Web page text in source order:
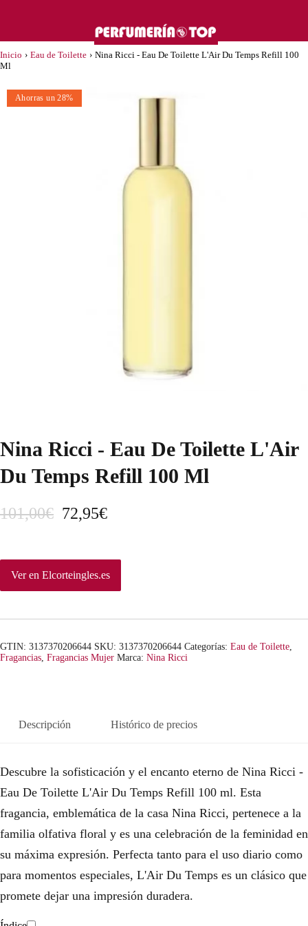
Inicio › Eau de Toilette › Nina Ricci - Eau De Toilette L'Air Du Temps Refill 100
Ml
Ahorras un 28%
Nina Ricci - Eau De Toilette L'Air
Du Temps Refill 100 Ml
101,00€ E
p
r
e
c
o
i
g
i
n
a
l
72,95€E
p
r
e
c
a
t
u
l
e
s
Ver en Elcorteingles.es
GTIN: 3137370206644 SKU: 3137370206644 Categorías: Eau de Toilette,
Fragancias, Fragancias Mujer Marca: Nina Ricci
Descripción Histórico de precios
Descubre la sofisticación y el encanto eterno de Nina Ricci -
Eau De Toilette L'Air Du Temps Refill 100 ml. Esta
fragancia, emblemática de la casa Nina Ricci, pertenece a la
familia olfativa floral y es una celebración de la feminidad en
su máxima expresión. Perfecta tanto para el uso diario como
para momentos especiales, L'Air Du Temps es un clásico que
promete dejar una impresión duradera.